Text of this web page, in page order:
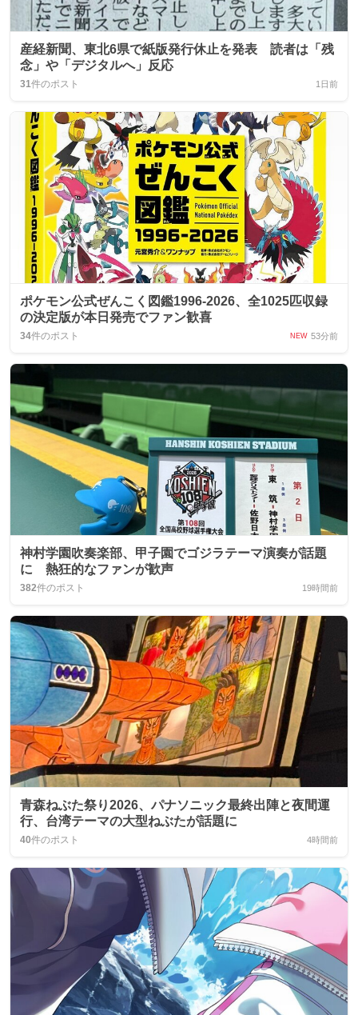
産経新聞、東北6県で紙版発行休止を発表 読者は「残
念」や「デジタルへ」反応
31件のポスト 1日前
ポケモン公式ぜんこく図鑑1996-2026、全1025匹収録
の決定版が本日発売でファン歓喜
34件のポスト NEW 53分前
神村学園吹奏楽部、甲子園でゴジラテーマ演奏が話題
に 熱狂的なファンが歓声
382件のポスト 19時間前
青森ねぶた祭り2026、パナソニック最終出陣と夜間運
行、台湾テーマの大型ねぶたが話題に
40件のポスト 4時間前